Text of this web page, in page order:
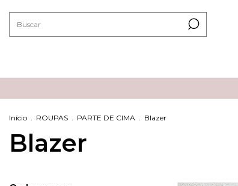
Início . ROUPAS . PARTE DE CIMA . Blazer
Blazer